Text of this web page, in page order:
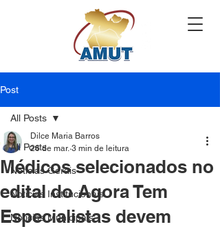
Post
All Posts
Notícias Gerais
Notícias Institucionais
Notícias Municipais
All Posts
Médicos selecionados no
edital do Agora Tem
Especialistas devem
Dilce Maria Barros
26 de mar. 3 min de leitura